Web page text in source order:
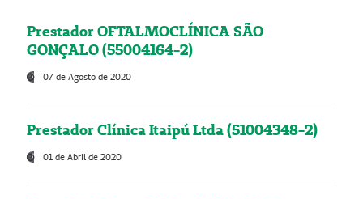
Prestador OFTALMOCLÍNICA SÃO
GONÇALO (55004164-2)
07 de Agosto de 2020
Prestador Clínica Itaipú Ltda (51004348-2)
01 de Abril de 2020